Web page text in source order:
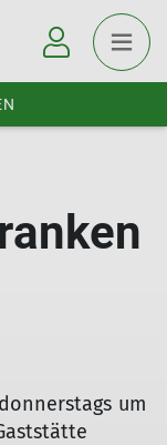
um